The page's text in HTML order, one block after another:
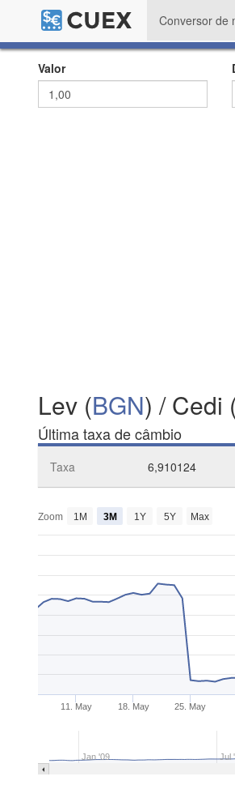
Conversor de
Valor
Lev (BGN) / Cedi
Última taxa de câmbio
Taxa 6,910124
11. May 18. May 25. May
Zoom 1M 3M 1Y 5Y Max
Jan '09 Jul